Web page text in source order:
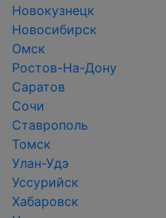
Новокузнецк
Новосибирск
Омск
Ростов-На-Дону
Саратов
Сочи
Ставрополь
Томск
Улан-Удэ
Уссурийск
Хабаровск